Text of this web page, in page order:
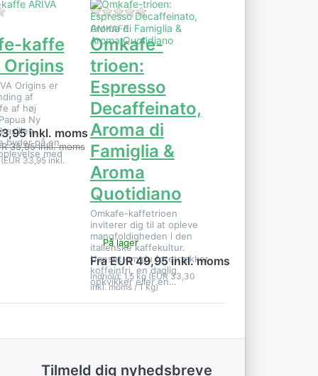
Vurdering.
Der er endnu ingen anmeldelser af dette produkt.
kaffe
Origins
Origins er
af
af høj
Ny
byder på en
med
inkl. moms
35,95 inkl. moms
33,95 inkl.
Der er endnu ingen anmeldelser af
OMKAFE
Omkafe-
trioen:
Espresso
Decaffeinato,
Aroma di
Famiglia &
Aroma
Quotidiano
Omkafe-kaffetrioen
inviterer dig til at opleve
mangfoldigheden i den
italienske kaffekultur.
Uanset om du foretrækker
koffeinfri, en daglig
opkvikker eller en…
På lager
Fra EUR 49,95 inkl. moms
Indhold: 1,5 kg (EUR 33,30
inkl. moms / 1 kg)
Quotidiano
Tilmeld dig nyhedsbreve